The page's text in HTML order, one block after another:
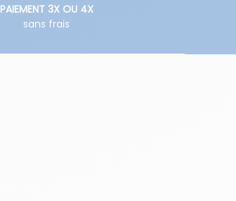
PAIEMENT 3X OU 4X
sans frais